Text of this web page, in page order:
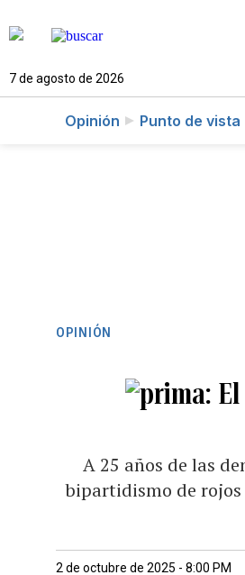
7 de agosto de 2026
Opinión Punto de vista
OPINIÓN
A 25 años de las
bipartidismo de rojos
2 de octubre de 2025 - 8:00 PM